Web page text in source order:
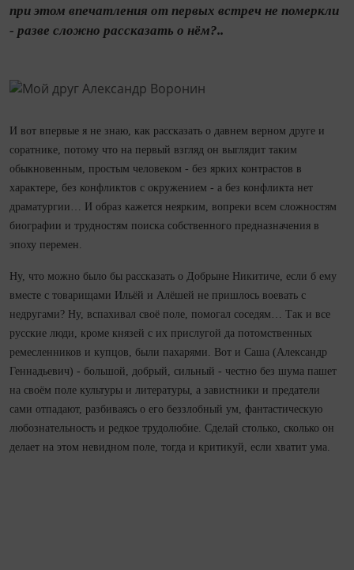
при этом впечатления от первых встреч не померкли
- разве сложно рассказать о нём?..
И вот впервые я не знаю, как рассказать о давнем верном друге и
соратнике, потому что на первый взгляд он выглядит таким
обыкновенным, простым человеком - без ярких контрастов в
характере, без конфликтов с окружением - а без конфликта нет
драматургии… И образ кажется неярким, вопреки всем сложностям
биографии и трудностям поиска собственного предназначения в
эпоху перемен.
Ну, что можно было бы рассказать о Добрыне Никитиче, если б ему
вместе с товарищами Ильёй и Алёшей не пришлось воевать с
недругами? Ну, вспахивал своё поле, помогал соседям… Так и все
русские люди, кроме князей с их прислугой да потомственных
ремесленников и купцов, были пахарями. Вот и Саша (Александр
Геннадьевич) - большой, добрый, сильный - честно без шума пашет
на своём поле культуры и литературы, а завистники и предатели
сами отпадают, разбиваясь о его беззлобный ум, фантастическую
любознательность и редкое трудолюбие. Сделай столько, сколько он
делает на этом невидном поле, тогда и критикуй, если хватит ума.